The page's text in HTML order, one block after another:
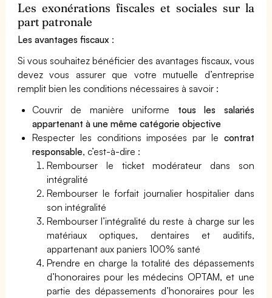
Les exonérations fiscales et sociales sur la
part patronale
Les avantages fiscaux :
Si vous souhaitez bénéficier des avantages fiscaux, vous
devez vous assurer que votre mutuelle d’entreprise
remplit bien les conditions nécessaires à savoir :
Couvrir de manière uniforme tous les salariés
appartenant à une même catégorie objective
Respecter les conditions imposées par le contrat
responsable, c’est-à-dire :
Rembourser le ticket modérateur dans son
intégralité
Rembourser le forfait journalier hospitalier dans
son intégralité
Rembourser l’intégralité du reste à charge sur les
matériaux optiques, dentaires et auditifs,
appartenant aux paniers 100% santé
Prendre en charge la totalité des dépassements
d’honoraires pour les médecins OPTAM, et une
partie des dépassements d’honoraires pour les